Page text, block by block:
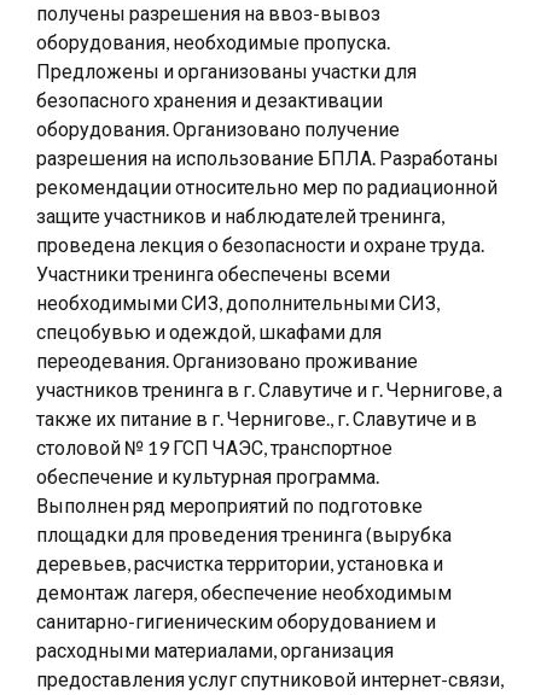
получены разрешения на ввоз-вывоз
оборудования, необходимые пропуска.
Предложены и организованы участки для
безопасного хранения и дезактивации
оборудования. Организовано получение
разрешения на использование БПЛА. Разработаны
рекомендации относительно мер по радиационной
защите участников и наблюдателей тренинга,
проведена лекция о безопасности и охране труда.
Участники тренинга обеспечены всеми
необходимыми СИЗ, дополнительными СИЗ,
спецобувью и одеждой, шкафами для
переодевания. Организовано проживание
участников тренинга в г. Славутиче и г. Чернигове, а
также их питание в г. Чернигове., г. Славутиче и в
столовой № 19 ГСП ЧАЭС, транспортное
обеспечение и культурная программа.
Выполнен ряд мероприятий по подготовке
площадки для проведения тренинга (вырубка
деревьев, расчистка территории, установка и
демонтаж лагеря, обеспечение необходимым
санитарно-гигиеническим оборудованием и
расходными материалами, организация
предоставления услуг спутниковой интернет-связи,